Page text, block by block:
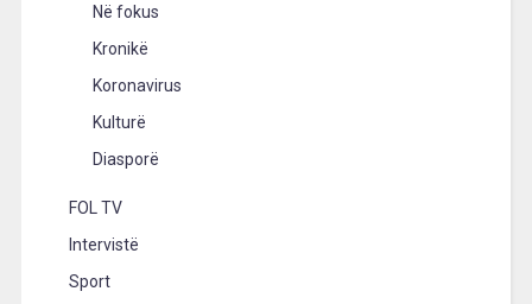
Në fokus
Kronikë
Koronavirus
Kulturë
Diasporë
FOL TV
Intervistë
Sport